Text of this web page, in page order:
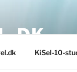
KiSel-10-